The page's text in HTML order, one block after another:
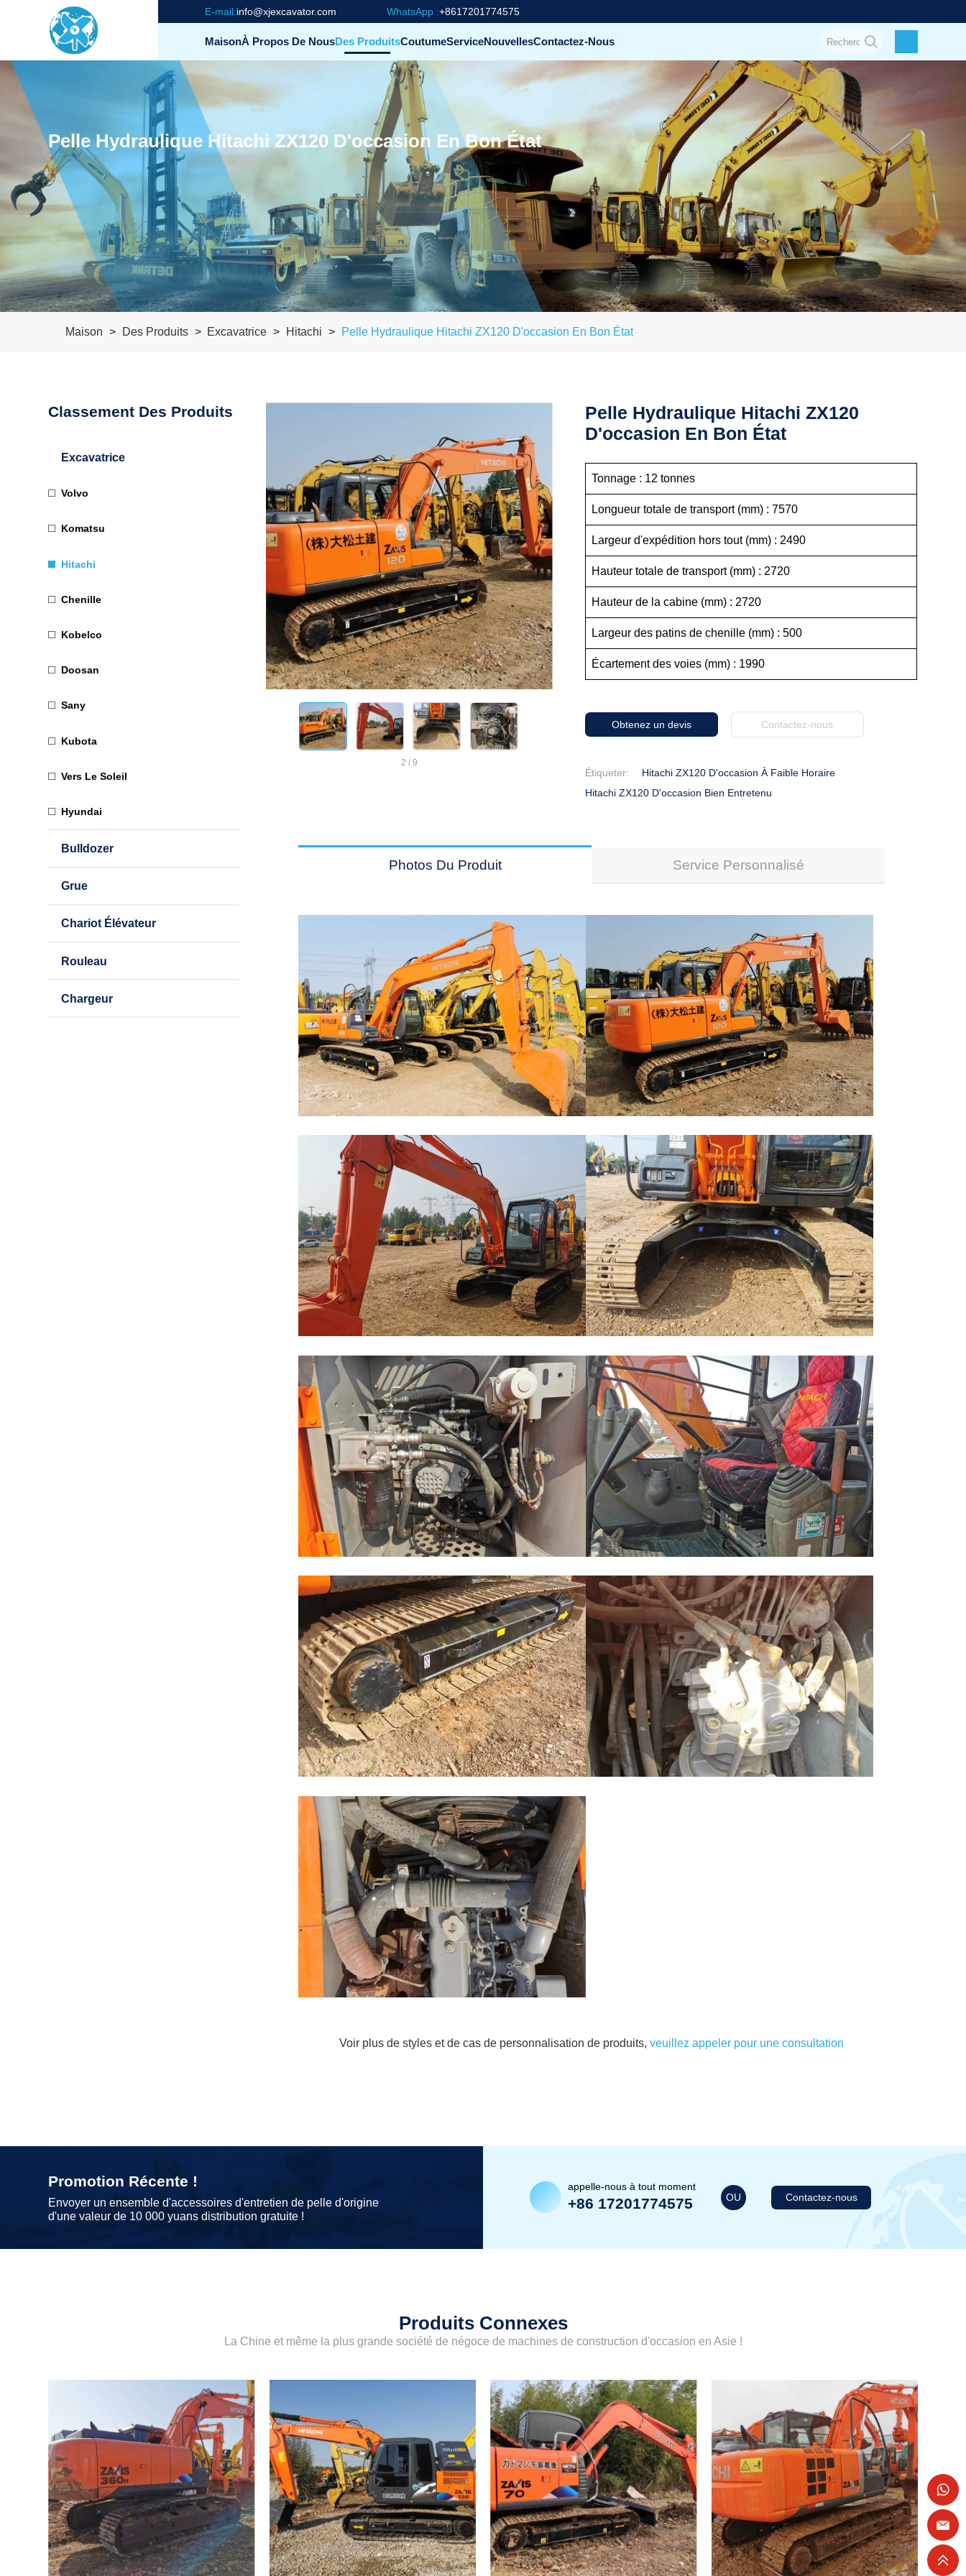
E-mail:info@xjexcavator.com WhatsApp :+8617201774575
MaisonÀ Propos De NousDes ProduitsCoutumeServiceNouvellesContactez-Nous
Pelle Hydraulique Hitachi ZX120 D'occasion En Bon État
Maison Des Produits Excavatrice Hitachi Pelle Hydraulique Hitachi ZX120 D'occasion En Bon État
Classement Des Produits
Excavatrice
Volvo
Komatsu
Hitachi
Chenille
Kobelco
Doosan
Sany
Kubota
Vers Le Soleil
Hyundai
Bulldozer
Grue
Chariot Élévateur
Rouleau
Chargeur
2 / 9
Pelle Hydraulique Hitachi ZX120
D'occasion En Bon État
Tonnage : 12 tonnes
Longueur totale de transport (mm) : 7570
Largeur d'expédition hors tout (mm) : 2490
Hauteur totale de transport (mm) : 2720
Hauteur de la cabine (mm) : 2720
Largeur des patins de chenille (mm) : 500
Écartement des voies (mm) : 1990
Obtenez un devis Contactez-nous
Étiqueter:
Hitachi ZX120 D'occasion À Faible Horaire
Hitachi ZX120 D'occasion Bien Entretenu
Photos Du Produit Service Personnalisé
Voir plus de styles et de cas de personnalisation de produits, veuillez appeler pour une consultation
Promotion Récente !
Envoyer un ensemble d'accessoires d'entretien de pelle d'origine
d'une valeur de 10 000 yuans distribution gratuite !
appelle-nous à tout moment
+86 17201774575 OU Contactez-nous
Produits Connexes
La Chine et même la plus grande société de négoce de machines de construction d'occasion en Asie !